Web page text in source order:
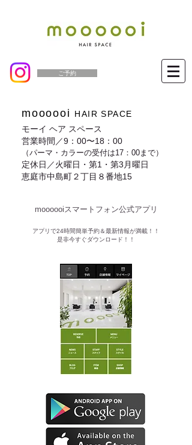
ご予約
moooooi
HAIR SPACE
モーイ ヘア スペース
営業時間／9：00〜18：00
（パーマ・カラーの受付は17：00まで）
定休日／火曜日・第1・第3月曜日
恵庭市中島町２丁目８番地15
moooooiスマートフォン公式アプリ​
​アプリで24時間簡単予約＆最新情報が満載！！
是非今すぐダウンロード！！